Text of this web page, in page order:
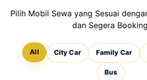
Pilih Mobil Sewa yang Sesuai
dan Segera
All City Car Family Car
Bus